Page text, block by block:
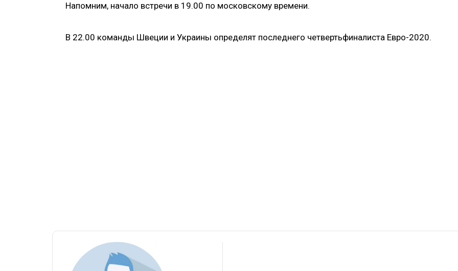
Напомним, начало встречи в 19.00 по московскому времени.
В 22.00 команды Швеции и Украины определят последнего четвертьфиналиста Евро-2020.